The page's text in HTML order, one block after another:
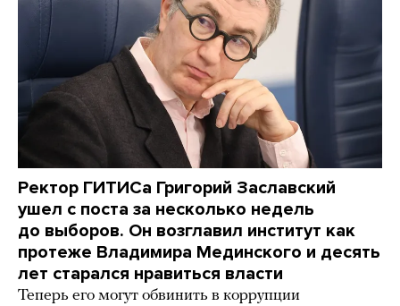
Ректор ГИТИСа Григорий Заславский
ушел с поста за несколько недель
до выборов. Он возглавил институт как
протеже Владимира Мединского и десять
лет старался нравиться власти
Теперь его могут обвинить в коррупции